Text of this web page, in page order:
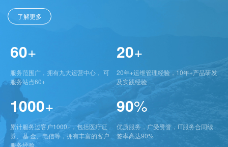
了解更多
60+
服务范围广，拥有九大运营中心， 可
服务站点60+
20+
20年+运维管理经验，10年+产品研发
及实践经验
1000+
累计服务过客户1000+，包括医疗证
券、基 金、电信等，拥有丰富的客户
服务经验
90%
优质服务，广受赞誉，IT服务合同续
签率高达90%